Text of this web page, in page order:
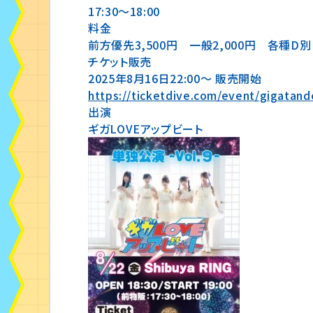
17:30〜18:00
料金
前方優先3,500円 一般2,000円 各種D別
チケット販売
2025年8月16日22:00〜 販売開始
https://ticketdive.com/event/
出演
ギガLOVEアップビート